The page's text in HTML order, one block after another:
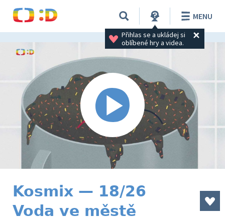
Přihlas se a ukládej si
oblíbené hry a videa.
MENU
Kosmix — 18/26
Voda ve městě